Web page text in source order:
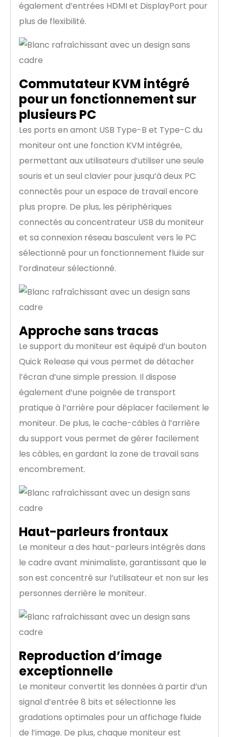
également d’entrées HDMI et DisplayPort pour
plus de flexibilité.
Commutateur KVM intégré
pour un fonctionnement sur
plusieurs PC
Les ports en amont USB Type-B et Type-C du
moniteur ont une fonction KVM intégrée,
permettant aux utilisateurs d’utiliser une seule
souris et un seul clavier pour jusqu’à deux PC
connectés pour un espace de travail encore
plus propre. De plus, les périphériques
connectés au concentrateur USB du moniteur
et sa connexion réseau basculent vers le PC
sélectionné pour un fonctionnement fluide sur
l’ordinateur sélectionné.
Approche sans tracas
Le support du moniteur est équipé d’un bouton
Quick Release qui vous permet de détacher
l’écran d’une simple pression. Il dispose
également d’une poignée de transport
pratique à l’arrière pour déplacer facilement le
moniteur. De plus, le cache-câbles à l’arrière
du support vous permet de gérer facilement
les câbles, en gardant la zone de travail sans
encombrement.
Haut-parleurs frontaux
Le moniteur a des haut-parleurs intégrés dans
le cadre avant minimaliste, garantissant que le
son est concentré sur l’utilisateur et non sur les
personnes derrière le moniteur.
Reproduction d’image
exceptionnelle
Le moniteur convertit les données à partir d’un
signal d’entrée 8 bits et sélectionne les
gradations optimales pour un affichage fluide
de l’image. De plus, chaque moniteur est